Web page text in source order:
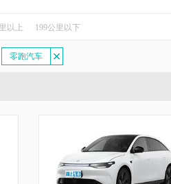
以上 199公里以下
零跑汽车